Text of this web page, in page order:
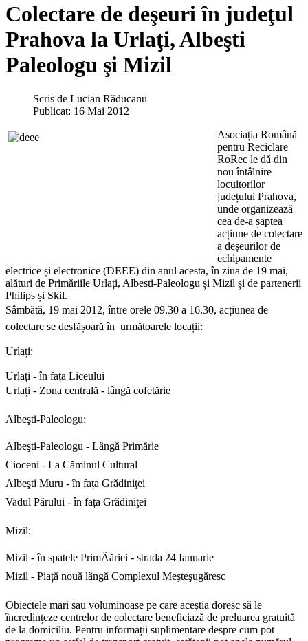
Colectare de deşeuri în judeţul
Prahova la Urlaţi, Albeşti
Paleologu şi Mizil
Scris de Lucian Răducanu
Publicat: 16 Mai 2012
Asociația Română
pentru Reciclare
RoRec le dă din
nou întâlnire
locuitorilor
județului Prahova,
unde organizează
cea de-a șaptea
acțiune de colectare
a deșeurilor de
echipamente
electrice și electronice (DEEE) din anul acesta, în ziua de 19 mai,
alături de Primăriile Urlați, Albesti-Paleologu și Mizil și de partenerii
Philips și Skil.
Sâmbătă, 19 mai 2012, între orele 09.30 a 16.30, acțiunea de
colectare se desfășoară în următoarele locații:
Urlați:
Urlați - în fața Liceului
Urlați - Zona centrală - lângă cofetărie
Albeşti-Paleologu:
Albeşti-Paleologu - Lângă Primărie
Cioceni - La Căminul Cultural
Albeşti Muru - în fața Grădiniţei
Vadul Părului - în fața Grădiniţei
Mizil:
Mizil - în spatele PrimÄăriei - strada 24 Ianuarie
Mizil - Piață nouă lângă Complexul Meşteşugăresc
Obiectele mari sau voluminoase pe care aceștia doresc să le
încredințeze centrelor de colectare beneficiază de preluarea gratuită
de la domiciliu. Pentru informații suplimentare despre cum pot